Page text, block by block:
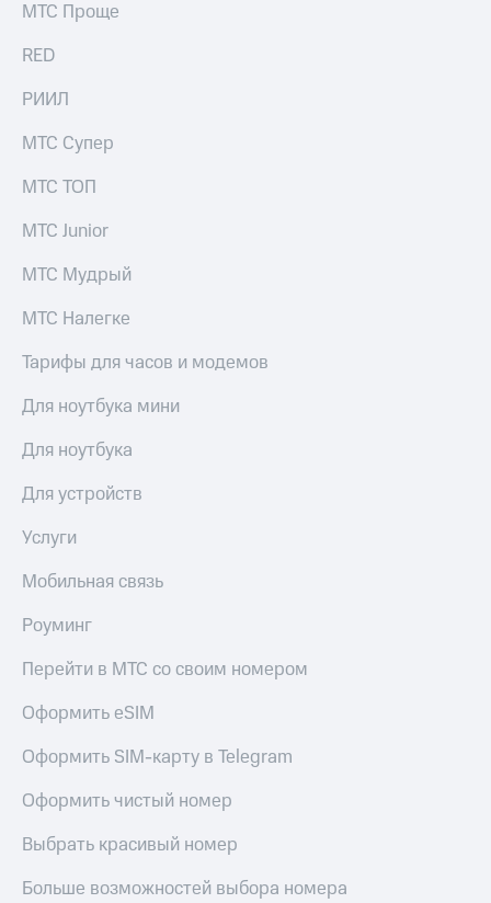
МТС Проще
RED
РИИЛ
МТС Супер
МТС ТОП
МТС Junior
МТС Мудрый
МТС Налегке
Тарифы для часов и модемов
Для ноутбука мини
Для ноутбука
Для устройств
Услуги
Мобильная связь
Роуминг
Перейти в МТС со своим номером
Оформить eSIM
Оформить SIM-карту в Telegram
Оформить чистый номер
Выбрать красивый номер
Больше возможностей выбора номера